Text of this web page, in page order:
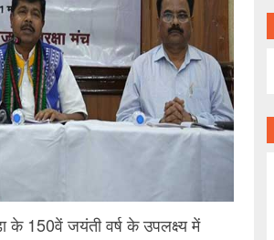
के 150वें जयंती वर्ष के उपलक्ष्य में